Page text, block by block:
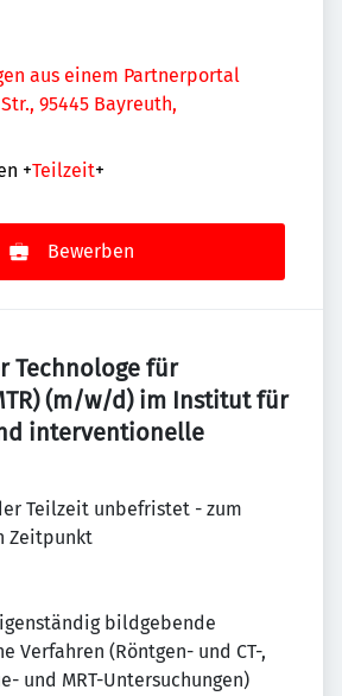
aus einem Partnerportal
95445 Bayreuth,
+Teilzeit+
Bewerben
Technologe für
(m/w/d) im Institut für
interventionelle
Teilzeit unbefristet - zum
Zeitpunkt
bildgebende
Verfahren (Röntgen- und CT-,
und MRT-Untersuchungen)